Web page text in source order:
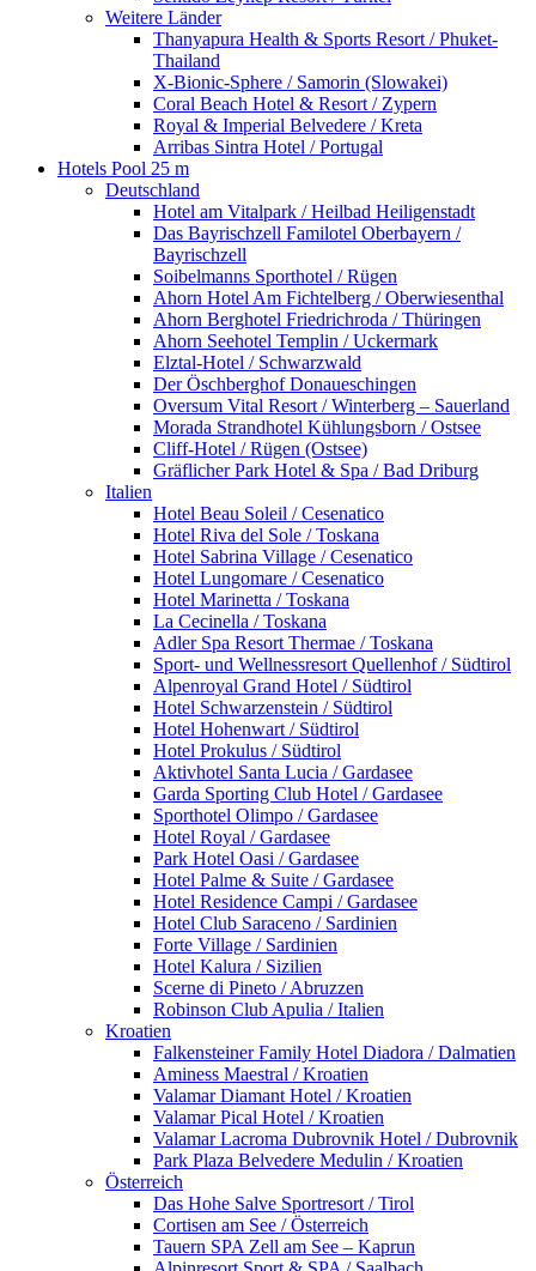
Weitere Länder
Thanyapura Health & Sports Resort / Phuket-
Thailand
X-Bionic-Sphere / Samorin (Slowakei)
Coral Beach Hotel & Resort / Zypern
Royal & Imperial Belvedere / Kreta
Arribas Sintra Hotel / Portugal
Hotels Pool 25 m
Deutschland
Hotel am Vitalpark / Heilbad Heiligenstadt
Das Bayrischzell Familotel Oberbayern /
Bayrischzell
Soibelmanns Sporthotel / Rügen
Ahorn Hotel Am Fichtelberg / Oberwiesenthal
Ahorn Berghotel Friedrichroda / Thüringen
Ahorn Seehotel Templin / Uckermark
Elztal-Hotel / Schwarzwald
Der Öschberghof Donaueschingen
Oversum Vital Resort / Winterberg – Sauerland
Morada Strandhotel Kühlungsborn / Ostsee
Cliff-Hotel / Rügen (Ostsee)
Gräflicher Park Hotel & Spa / Bad Driburg
Italien
Hotel Beau Soleil / Cesenatico
Hotel Riva del Sole / Toskana
Hotel Sabrina Village / Cesenatico
Hotel Lungomare / Cesenatico
Hotel Marinetta / Toskana
La Cecinella / Toskana
Adler Spa Resort Thermae / Toskana
Sport- und Wellnessresort Quellenhof / Südtirol
Alpenroyal Grand Hotel / Südtirol
Hotel Schwarzenstein / Südtirol
Hotel Hohenwart / Südtirol
Hotel Prokulus / Südtirol
Aktivhotel Santa Lucia / Gardasee
Garda Sporting Club Hotel / Gardasee
Sporthotel Olimpo / Gardasee
Hotel Royal / Gardasee
Park Hotel Oasi / Gardasee
Hotel Palme & Suite / Gardasee
Hotel Residence Campi / Gardasee
Hotel Club Saraceno / Sardinien
Forte Village / Sardinien
Hotel Kalura / Sizilien
Scerne di Pineto / Abruzzen
Robinson Club Apulia / Italien
Kroatien
Falkensteiner Family Hotel Diadora / Dalmatien
Aminess Maestral / Kroatien
Valamar Diamant Hotel / Kroatien
Valamar Pical Hotel / Kroatien
Valamar Lacroma Dubrovnik Hotel / Dubrovnik
Park Plaza Belvedere Medulin / Kroatien
Österreich
Das Hohe Salve Sportresort / Tirol
Cortisen am See / Österreich
Tauern SPA Zell am See – Kaprun